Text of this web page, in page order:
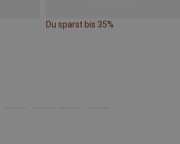
Du sparst bis 35%